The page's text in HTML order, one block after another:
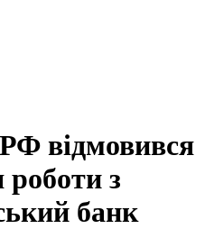
РФ відмовився
роботи з
банк